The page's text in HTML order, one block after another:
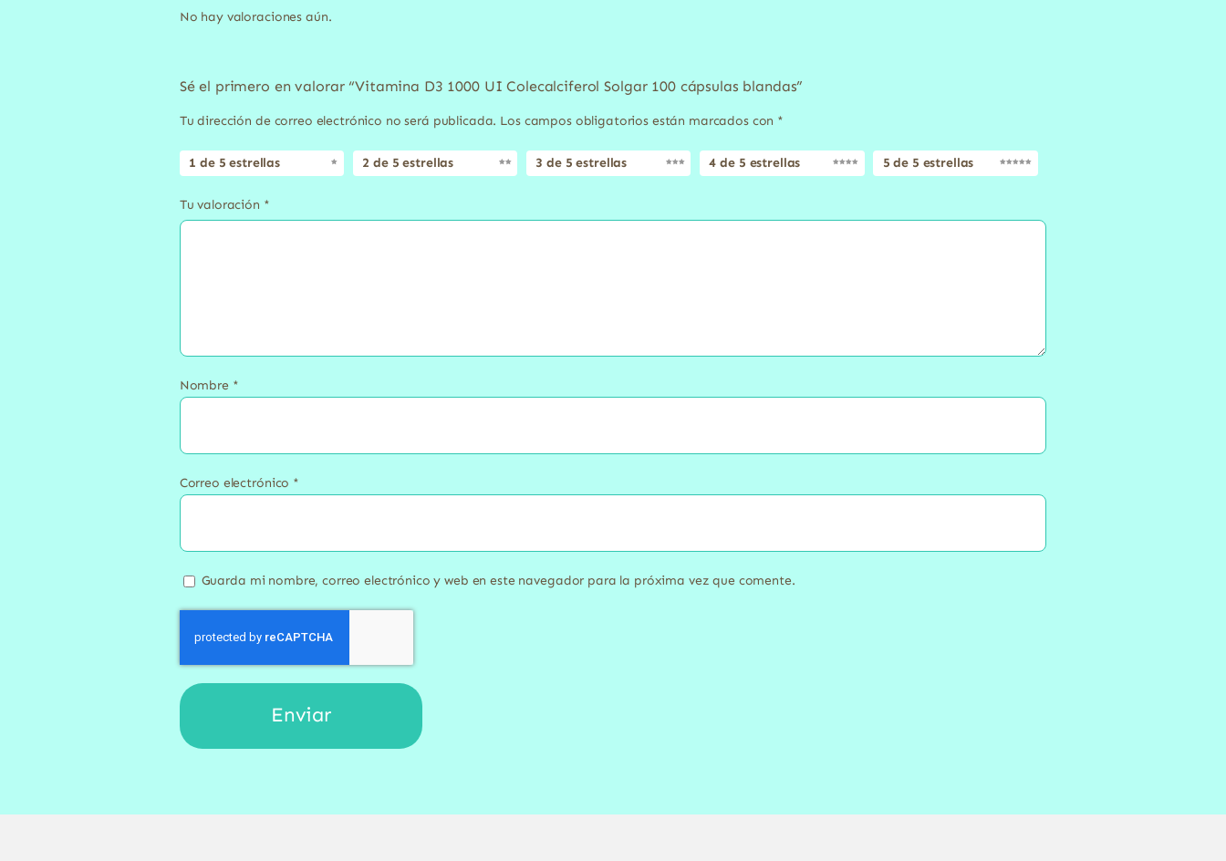
No hay valoraciones aún.
Sé el primero en valorar “Vitamina D3 1000 UI Colecalciferol Solgar 100 cápsulas blandas”
Tu dirección de correo electrónico no será publicada. Los campos obligatorios están marcados con *
1 de 5 estrellas 2 de 5 estrellas 3 de 5 estrellas 4 de 5 estrellas 5 de 5 estrellas
Tu valoración *
Nombre *
Correo electrónico *
Guarda mi nombre, correo electrónico y web en este navegador para la próxima vez que comente.